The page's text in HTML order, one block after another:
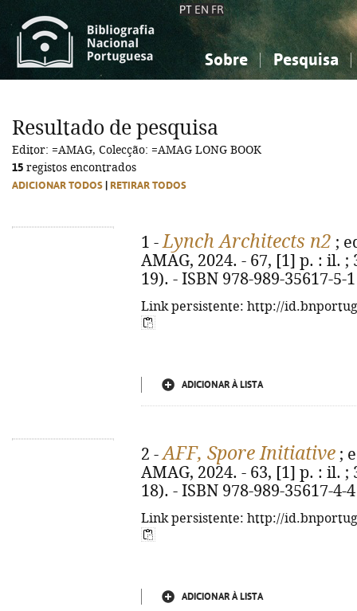
PT EN FR
Sobre Pesquisa
Ciências sociais...
Ciências sociais...
Resultado de pesquisa
Editor: =AMAG, Colecção: =AMAG LONG BOOK
15 registos encontrados
ADICIONAR TODOS RETIRAR TODOS
1 -Lynch Architects n2 ;
AMAG, 2024. - 67, [1] p. : il.
19). - ISBN 978-989-35617-5-1
Link persistente: http://
ADICIONAR À LISTA
2 -AFF, Spore Initiative ;
AMAG, 2024. - 63, [1] p. : il.
18). - ISBN 978-989-35617-4-4
Link persistente: http://
ADICIONAR À LISTA